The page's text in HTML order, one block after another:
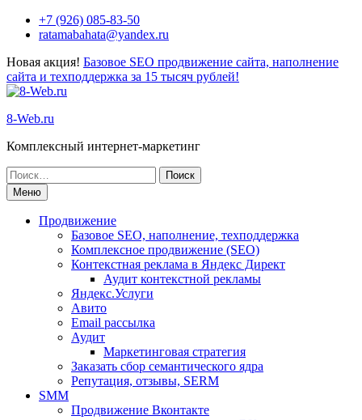
Перейти+7 (926) 085-83-50
ratamabahata@yandex.ru
Новая акция! Базовое SEO продвижение сайта, наполнение
сайта и техподдержка за 15 тысяч рублей!
8-Web.ru
Комплексный интернет-маркетинг
Поиск
по:Меню
Продвижение
Базовое SEO, наполнение, техподдержка
Комплексное продвижение (SEO)
Контекстная реклама в Яндекс Директ
Аудит контекстной рекламы
Яндекс.Услуги
Авито
Email рассылка
Аудит
Маркетинговая стратегия
Заказать сбор семантического ядра
Репутация, отзывы, SERM
SMM
Продвижение Вконтакте